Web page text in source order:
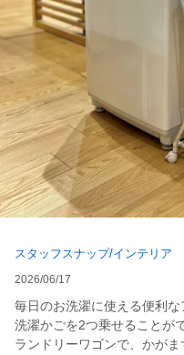
スタッフスナップ/インテリア
2026/06/17
毎日のお洗濯に使える便利な
洗濯かごを2つ乗せることが
ランドリーワゴンで、かが